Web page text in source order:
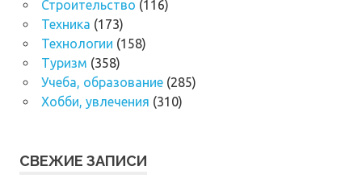
Строительство (116)
Техника (173)
Технологии (158)
Туризм (358)
Учеба, образование(285)
Хобби, увлечения (310)
СВЕЖИЕ ЗАПИСИ